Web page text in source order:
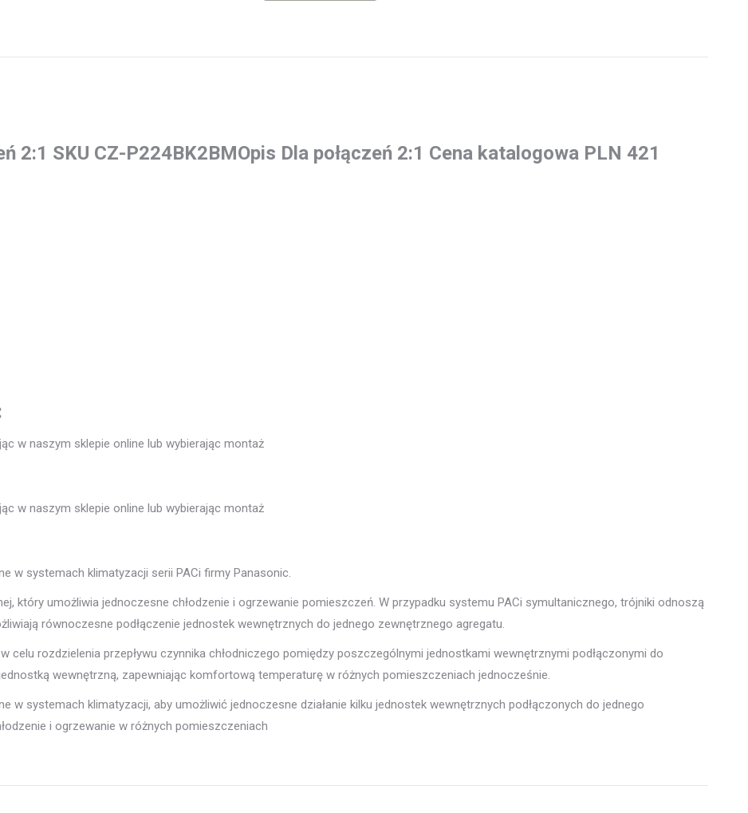
2:1 SKU CZ-P224BK2BMOpis Dla połączeń 2:1 Cena katalogowa PLN 421
w naszym sklepie online lub wybierając montaż
w naszym sklepie online lub wybierając montaż
w systemach klimatyzacji serii PACi firmy Panasonic.
który umożliwia jednoczesne chłodzenie i ogrzewanie pomieszczeń. W przypadku systemu PACi symultanicznego, trójniki odnoszą
równoczesne podłączenie jednostek wewnętrznych do jednego zewnętrznego agregatu.
celu rozdzielenia przepływu czynnika chłodniczego pomiędzy poszczególnymi jednostkami wewnętrznymi podłączonymi do
wewnętrzną, zapewniając komfortową temperaturę w różnych pomieszczeniach jednocześnie.
w systemach klimatyzacji, aby umożliwić jednoczesne działanie kilku jednostek wewnętrznych podłączonych do jednego
i ogrzewanie w różnych pomieszczeniach